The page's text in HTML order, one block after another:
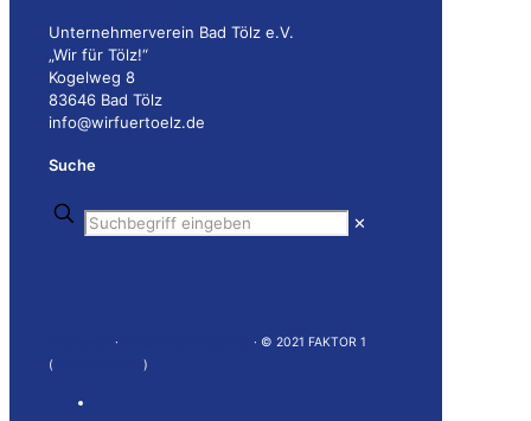
Unternehmerverein Bad Tölz e.V.
„Wir für Tölz!“
Kogelweg 8
83646 Bad Tölz
info@wirfuertoelz.de
Suche
✕
·
· © 2021 FAKTOR 1
(
)